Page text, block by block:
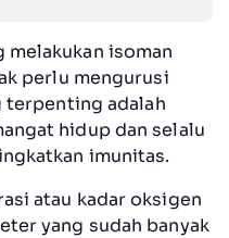
melakukan isoman
perlu mengurusi
terpenting adalah
hidup dan selalu
imunitas.
atau kadar oksigen
yang sudah banyak